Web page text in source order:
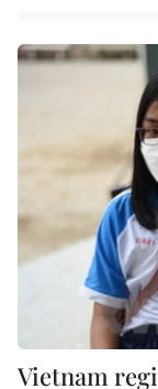
Vietnam